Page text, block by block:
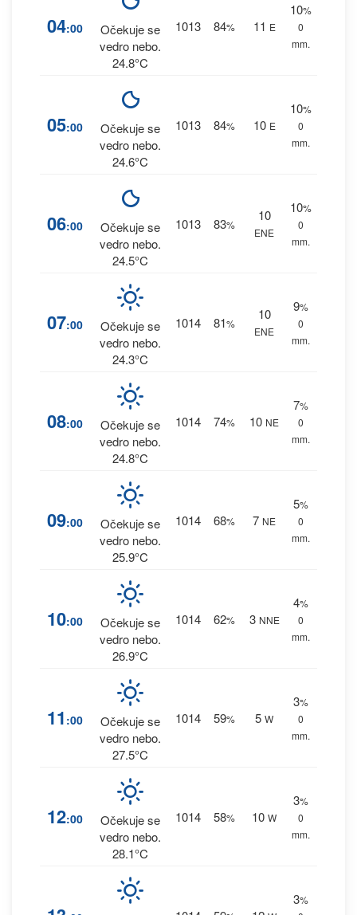
04:00
Očekuje se
vedro nebo.
24.8°C
1013 84% 11 E
10%
0
mm.
05:00
Očekuje se
vedro nebo.
24.6°C
1013 84% 10 E
10%
0
mm.
06:00
Očekuje se
vedro nebo.
24.5°C
1013 83%
10
ENE
10%
0
mm.
07:00
Očekuje se
vedro nebo.
24.3°C
1014 81%
10
ENE
9%
0
mm.
08:00
Očekuje se
vedro nebo.
24.8°C
1014 74% 10 NE
7%
0
mm.
09:00
Očekuje se
vedro nebo.
25.9°C
1014 68% 7 NE
5%
0
mm.
10:00
Očekuje se
vedro nebo.
26.9°C
1014 62% 3 NNE
4%
0
mm.
11 :00
Očekuje se
vedro nebo.
27.5°C
1014 59% 5 W
3%
0
mm.
12:00
Očekuje se
vedro nebo.
28.1°C
1014 58% 10 W
3%
0
mm.
3%